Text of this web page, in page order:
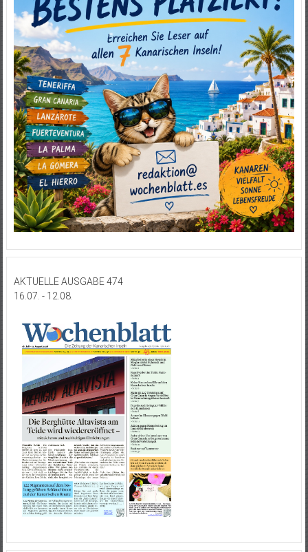
AKTUELLE AUSGABE 474
16.07. - 12.08.